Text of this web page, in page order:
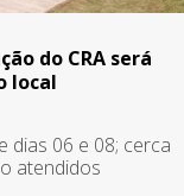
do CRA será
local
dias 06 e 08; cerca
atendidos